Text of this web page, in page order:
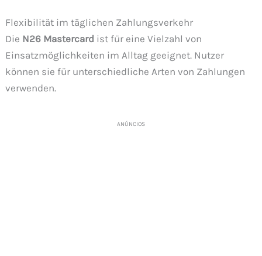
Flexibilität im täglichen Zahlungsverkehr
Die N26 Mastercard ist für eine Vielzahl von
Einsatzmöglichkeiten im Alltag geeignet. Nutzer
können sie für unterschiedliche Arten von Zahlungen
verwenden.
ANÚNCIOS